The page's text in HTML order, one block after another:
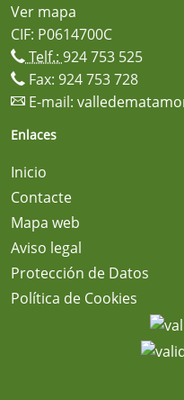
Ver mapa
CIF: P0614700C
Telf.: 924 753 525
Fax: 924 753 728
E-mail:
Enlaces
Inicio
Contacte
Mapa web
Aviso legal
Protección de Datos
Política de Cookies